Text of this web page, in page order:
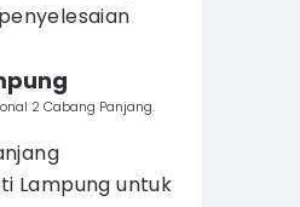
2 Cabang Panjang.
Lampung untuk